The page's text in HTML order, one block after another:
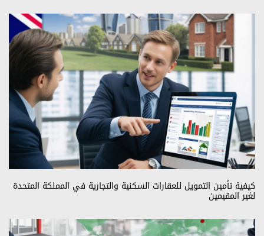
كيفية تأمين التمويل للعقارات السكنية والتجارية في المملكة المتحدة
لغير المقيمين